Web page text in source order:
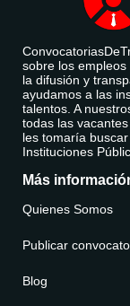
sobre los
la difusión y
ayudamos a las
talentos. A
todas las
les tomaría
Instituciones
Más
Quienes Somos
Publicar
Blog